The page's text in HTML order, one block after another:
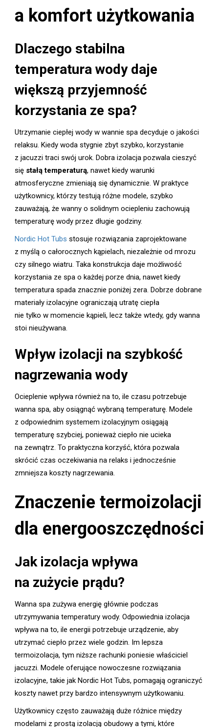
a komfort użytkowania
Dlaczego stabilna
temperatura wody daje
większą przyjemność
korzystania ze spa?
Utrzymanie ciepłej wody w wannie spa decyduje o jakości
relaksu. Kiedy woda stygnie zbyt szybko, korzystanie
z jacuzzi traci swój urok. Dobra izolacja pozwala cieszyć
się stałą temperaturą, nawet kiedy warunki
atmosferyczne zmieniają się dynamicznie. W praktyce
użytkownicy, którzy testują różne modele, szybko
zauważają, że wanny o solidnym ociepleniu zachowują
temperaturę wody przez długie godziny.
Nordic Hot Tubs stosuje rozwiązania zaprojektowane
z myślą o całorocznych kąpielach, niezależnie od mrozu
czy silnego wiatru. Taka konstrukcja daje możliwość
korzystania ze spa o każdej porze dnia, nawet kiedy
temperatura spada znacznie poniżej zera. Dobrze dobrane
materiały izolacyjne ograniczają utratę ciepła
nie tylko w momencie kąpieli, lecz także wtedy, gdy wanna
stoi nieużywana.
Wpływ izolacji na szybkość
nagrzewania wody
Ocieplenie wpływa również na to, ile czasu potrzebuje
wanna spa, aby osiągnąć wybraną temperaturę. Modele
z odpowiednim systemem izolacyjnym osiągają
temperaturę szybciej, ponieważ ciepło nie ucieka
na zewnątrz. To praktyczna korzyść, która pozwala
skrócić czas oczekiwania na relaks i jednocześnie
zmniejsza koszty nagrzewania.
Znaczenie termoizolacji
dla energooszczędności
Jak izolacja wpływa
na zużycie prądu?
Wanna spa zużywa energię głównie podczas
utrzymywania temperatury wody. Odpowiednia izolacja
wpływa na to, ile energii potrzebuje urządzenie, aby
utrzymać ciepło przez wiele godzin. Im lepsza
termoizolacja, tym niższe rachunki poniesie właściciel
jacuzzi. Modele oferujące nowoczesne rozwiązania
izolacyjne, takie jak Nordic Hot Tubs, pomagają ograniczyć
koszty nawet przy bardzo intensywnym użytkowaniu.
Użytkownicy często zauważają duże różnice między
modelami z prostą izolacją obudowy a tymi, które